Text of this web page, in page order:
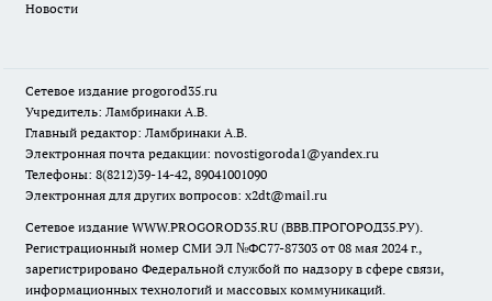
Новости
Сетевое издание progorod35.ru
Учредитель: Ламбринаки А.В.
Главный редактор: Ламбринаки А.В.
Электронная почта редакции: novostigoroda1@yandex.ru
Телефоны: 8(8212)39-14-42, 89041001090
Электронная для других вопросов: x2dt@mail.ru
Сетевое издание WWW.PROGOROD35.RU (ВВВ.ПРОГОРОД35.РУ).
Регистрационный номер СМИ ЭЛ №ФС77-87303 от 08 мая 2024 г.,
зарегистрировано Федеральной службой по надзору в сфере связи,
информационных технологий и массовых коммуникаций.